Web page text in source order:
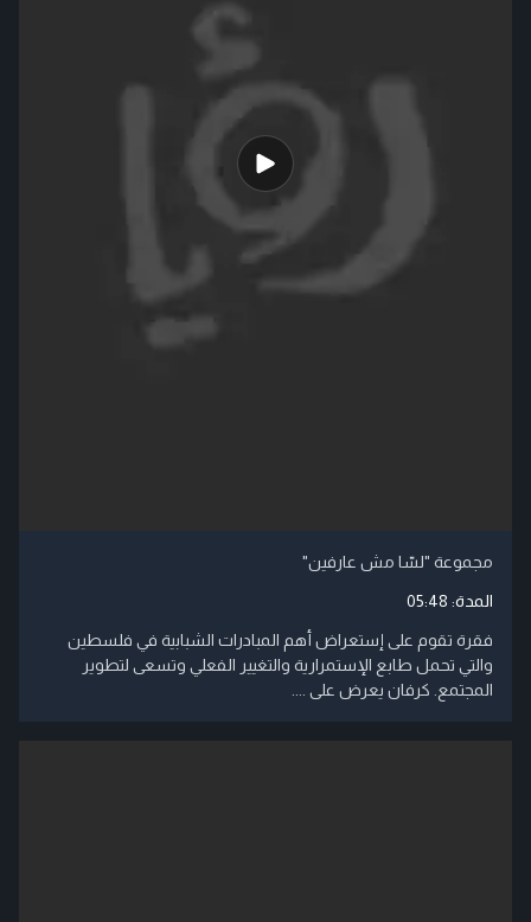
مجموعة "لسّا مش عارفين"
المدة: 05:48
فقرة تقوم على إستعراض أهم المبادرات الشبابية في فلسطين
والتي تحمل طابع الإستمرارية والتغيير الفعلي وتسعى لتطوير
المجتمع. كرفان يعرض على ....